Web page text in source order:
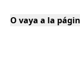
O vaya a la